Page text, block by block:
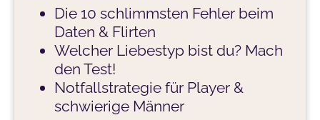
Die 10 schlimmsten Fehler beim
Daten & Flirten
Welcher Liebestyp bist du? Mach
den Test!
Notfallstrategie für Player &
schwierige Männer